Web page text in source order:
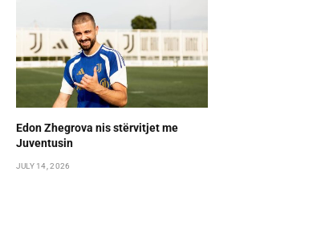
Edon Zhegrova nis stërvitjet me
Juventusin
JULY 14, 2026